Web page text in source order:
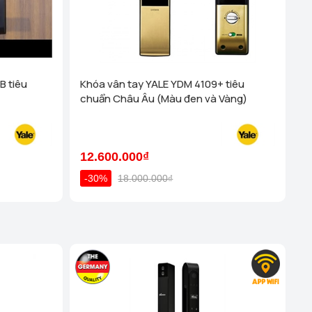
- TP Thanh Hóa (44 Đường Bà Triệu, Thái Hòa, tt.
Trang)
- Nghệ An (58a Phạm Đình Toái, Phường Hà Huy Tập,
Nhơn - Bình Định (316 Trần Hưng Đạo, P Trần Hưng
Rang - Ninh Thuận (181 Thống Nhất, Phường Thanh
Xem chi tiết
Kiệu - TP HCM (308 Phan Đình Phùng, Phường Cầu Kiệu
tiêu
Khóa vân tay YALE YDM 4109+ tiêu
chuẩn Châu Âu (Màu đen và Vàng)
12.600.000₫
-30% 18.000.000₫